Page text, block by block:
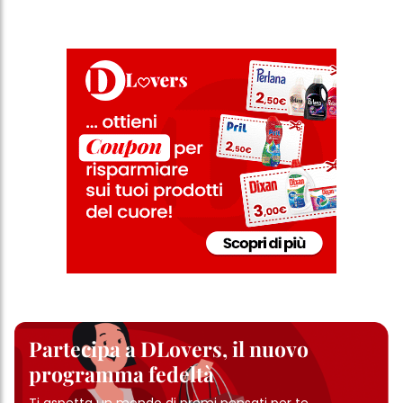
Partecipa a DLovers, il nuovo
programma fedeltà